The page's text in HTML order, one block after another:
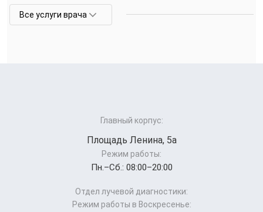
Все услуги врача
Главный корпус:
Площадь Ленина, 5а
Режим работы:
Пн.–Cб.: 08:00–20:00
Отдел лучевой диагностики:
Режим работы в Воскресенье: